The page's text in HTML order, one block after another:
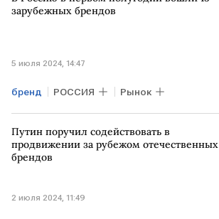
зарубежных брендов
5 июля 2024, 14:47
бренд РОССИЯ Рынок
Путин поручил содействовать в
продвижении за рубежом отечественных
брендов
2 июля 2024, 11:49